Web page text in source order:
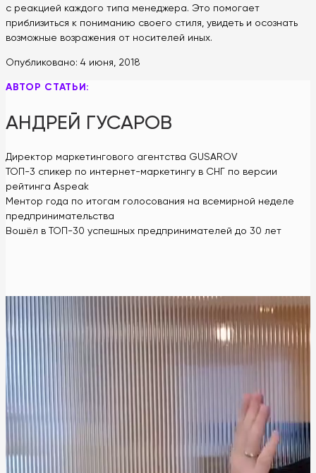
с реакцией каждого типа менеджера. Это помогает
приблизиться к пониманию своего стиля, увидеть и осознать
возможные возражения от носителей иных.
Опубликовано: 4 июня, 2018
АВТОР СТАТЬИ:
АНДРЕЙ ГУСАРОВ
Директор маркетингового агентства GUSAROV
ТОП-3 спикер по интернет-маркетингу в СНГ по версии
рейтинга Aspeak
Ментор года по итогам голосования на всемирной неделе
предпринимательства
Вошёл в ТОП-30 успешных предпринимателей до 30 лет